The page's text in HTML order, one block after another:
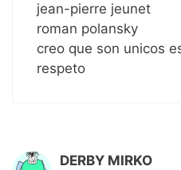
jean-pierre jeunet
roman polansky
creo que son unicos
respeto
DERBY MIRKO